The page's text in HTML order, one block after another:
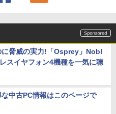
に脅威の実力!「Osprey」Nobl
スイヤフォン4機種を一気に聴
中古PC情報はこのページで